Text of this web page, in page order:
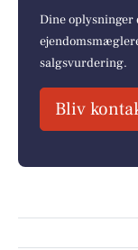
Dine oplysninger
salgsvurdering.
Bliv